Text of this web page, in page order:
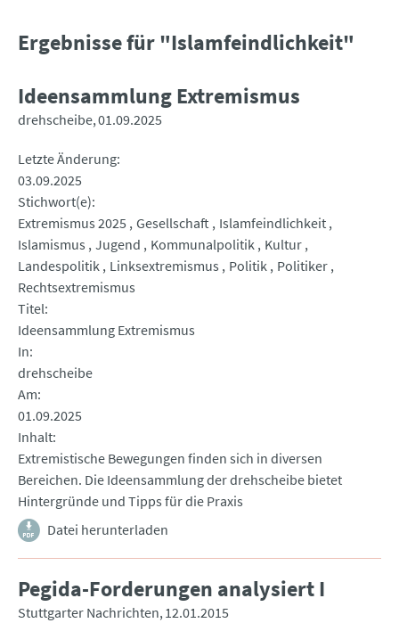
Ergebnisse für "Islamfeindlichkeit"
Ideensammlung Extremismus
drehscheibe 01.09.2025
Letzte Änderung
03.09.2025
Stichwort(e)
Extremismus 2025 Gesellschaft Islamfeindlichkeit
Islamismus Jugend Kommunalpolitik Kultur
Landespolitik Linksextremismus Politik Politiker
Rechtsextremismus
Titel
Ideensammlung Extremismus
In
drehscheibe
Am
01.09.2025
Inhalt
Extremistische Bewegungen finden sich in diversen
Bereichen. Die Ideensammlung der drehscheibe bietet
Hintergründe und Tipps für die Praxis
Datei herunterladen
Pegida-Forderungen analysiert I
Stuttgarter Nachrichten 12.01.2015